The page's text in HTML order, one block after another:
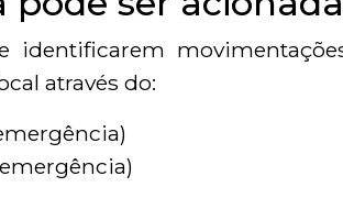
identificarem
através do: